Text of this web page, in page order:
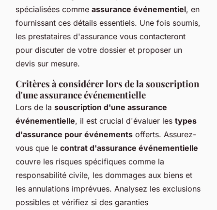
spécialisées comme assurance événementiel, en
fournissant ces détails essentiels. Une fois soumis,
les prestataires d'assurance vous contacteront
pour discuter de votre dossier et proposer un
devis sur mesure.
Critères à considérer lors de la souscription
d'une assurance événementielle
Lors de la souscription d'une assurance
événementielle, il est crucial d'évaluer les types
d'assurance pour événements offerts. Assurez-
vous que le contrat d'assurance événementielle
couvre les risques spécifiques comme la
responsabilité civile, les dommages aux biens et
les annulations imprévues. Analysez les exclusions
possibles et vérifiez si des garanties